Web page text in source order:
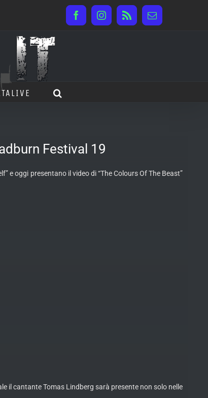
FacebookInstagram
Rss Email
Festival 19
e oggi presentano il video di “The Colours Of The Beast”
il cantante Tomas Lindberg sarà presente non solo nelle